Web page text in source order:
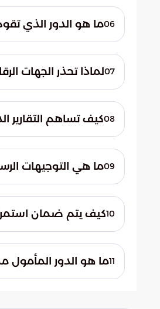
الدائمة. وتم تجهيز
فترات الانتظار،
06ما هو الدور الذي
تركز على تطبيق مبادئ
تمنع التلوث وتضمن
07لماذا تحذر الجهات
الأسعار أو الوفرة.
داعيةً المستهلكين
08كيف تساهم التقارير
البيانات المستفيدين
المتبعة، مما يقلل
09ما هي التوجيهات
للرقابة. كما أكدت
سلامة اللحوم وتحمي
10كيف يتم ضمان
المعتمدة. ويستمر
عالية الجودة تحقق
11ما هو الدور المأمول